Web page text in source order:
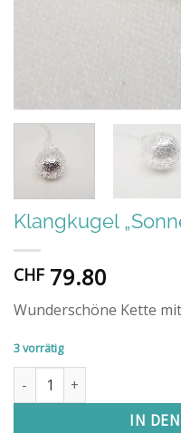
Klangkugel
CHF 79.80
Wunderschöne Kette
3 vorrätig
Klangkugel "Sonne" Menge
IN
Alternative: